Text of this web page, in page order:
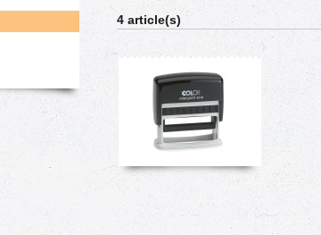
4 article(s)